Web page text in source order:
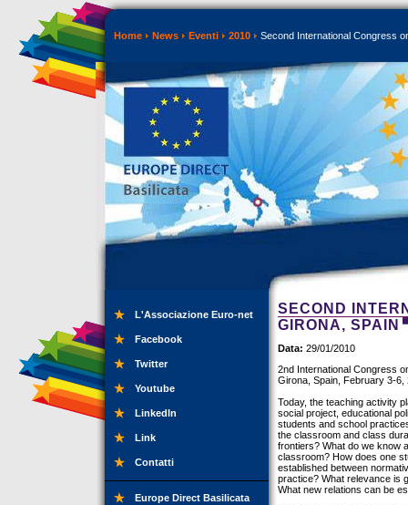
Home News Eventi 2010 Second International Congress
L'Associazione Euro-net
Facebook
Twitter
Youtube
LinkedIn
Link
Contatti
Europe Direct Basilicata
SECOND
GIRONA, SPAIN
Data: 29/01/2010
2nd International Congress
Girona, Spain, February 3-6,
Today, the teaching activity
social project, educational
students and school
the classroom and class
frontiers? What do we know
classroom? How does one
established between
practice? What relevance is
What new relations can be